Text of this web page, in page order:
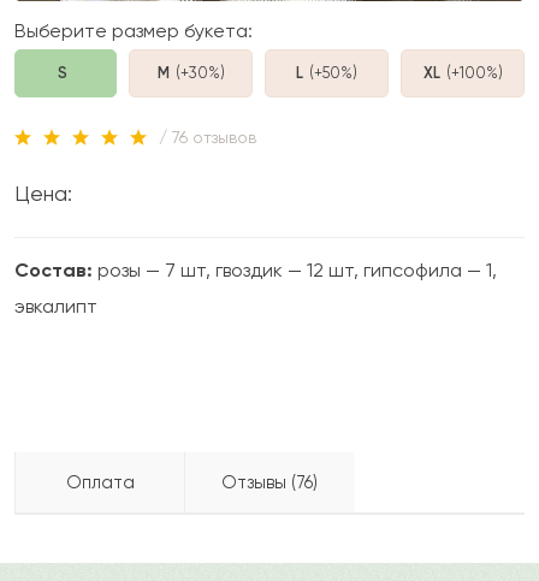
Выберите размер букета:
S M (+30%) L (+50%) XL (+100%)
/ 76 отзывов
Цена:
Состав: розы — 7 шт, гвоздик — 12 шт, гипсофила — 1,
эвкалипт
Оплата Отзывы (76)
Д 2024-05-12
Дос